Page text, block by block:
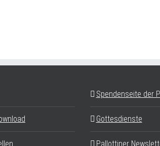
Spendenseite der
Gottesdienste
Pallottiner